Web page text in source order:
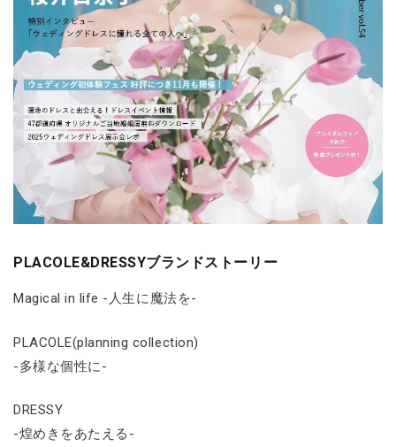
PLACOLE&DRESSYブランドストーリー
Magical in life -人生に魔法を-
PLACOLE(planning collection)
-多様な個性に-
DRESSY
-煌めきをあたえる-